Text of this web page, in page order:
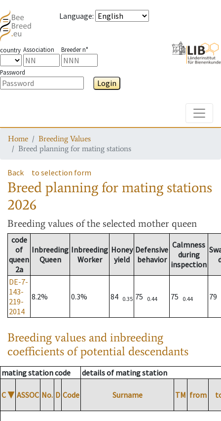
Language:
country Association Breeder n°
Password
Login
Home
Breeding Values
Breed planning for mating stations
Back to selection form
Breed planning for mating stations
2026
Breeding values of the selected mother queen
code
of
queen
2a
Inbreeding
Queen
Inbreeding
Worker
Honey
yield
Defensive
behavior
Calmness
during
inspection
DE-7-
143-
219-
2014
8.2% 0.3% 84 0.35 75 0.44 75 0.44 79
Breeding values and inbreeding
coefficients of potential descendants
mating station code details of mating station
C ▼ ASSOC No. D Code Surname TM from